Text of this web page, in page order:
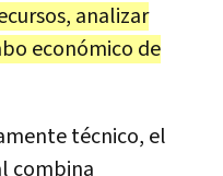
analizar
económico de
técnico, el
combina